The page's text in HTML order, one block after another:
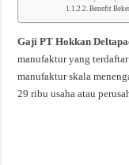
Benefit
Gaji PT Hokkan
manufaktur yang
manufaktur skala
29 ribu usaha atau